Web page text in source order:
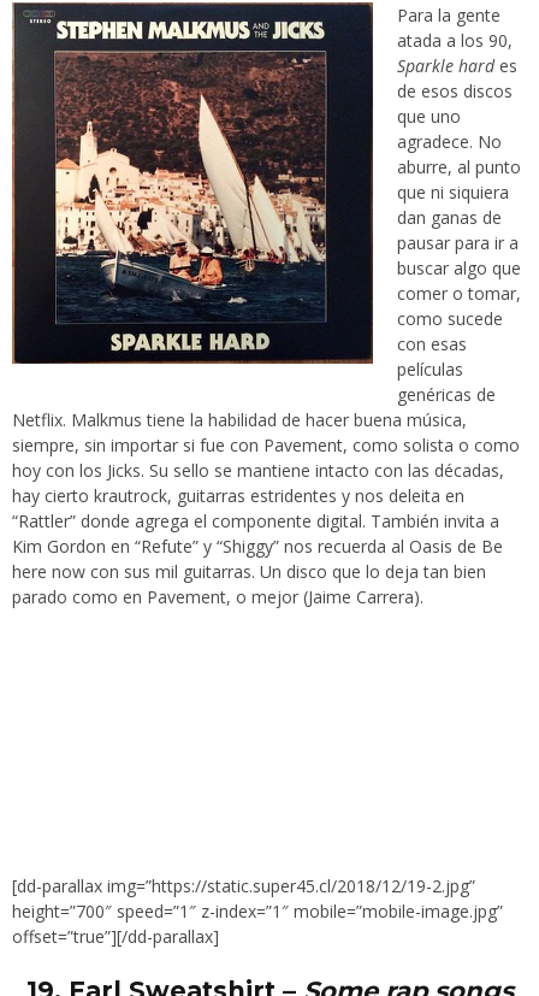
Para la gente
atada a los 90,
Sparkle hardes
de esos discos
que uno
agradece. No
aburre, al punto
que ni siquiera
dan ganas de
pausar para ir a
buscar algo que
comer o tomar,
como sucede
con esas
películas
genéricas de
Netflix. Malkmus tiene la habilidad de hacer buena música,
siempre, sin importar si fue con Pavement, como solista o como
hoy con los Jicks. Su sello se mantiene intacto con las décadas,
hay cierto krautrock, guitarras estridentes y nos deleita en
“Rattler” donde agrega el componente digital. También invita a
Kim Gordon en “Refute” y “Shiggy” nos recuerda al Oasis de Be
here now con sus mil guitarras. Un disco que lo deja tan bien
parado como en Pavement, o mejor (Jaime Carrera).
[dd-parallax img=”https://static.super45.cl/2018/12/19-2.jpg”
height=”700″ speed=”1″ z-index=”1″ mobile=”mobile-image.jpg”
offset=”true”][/dd-parallax]